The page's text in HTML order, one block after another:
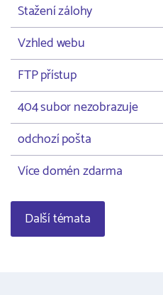
Stažení zálohy
Vzhled webu
FTP přístup
404 subor nezobrazuje
odchozí pošta
Více domén zdarma
Další témata